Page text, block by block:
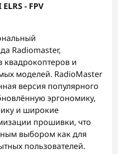
- FPV
Radiomaster,
квадрокоптеров и
моделей. RadioMaster
версия популярного
эргономику,
и широкие
прошивки, что
выбором как для
пользователей.